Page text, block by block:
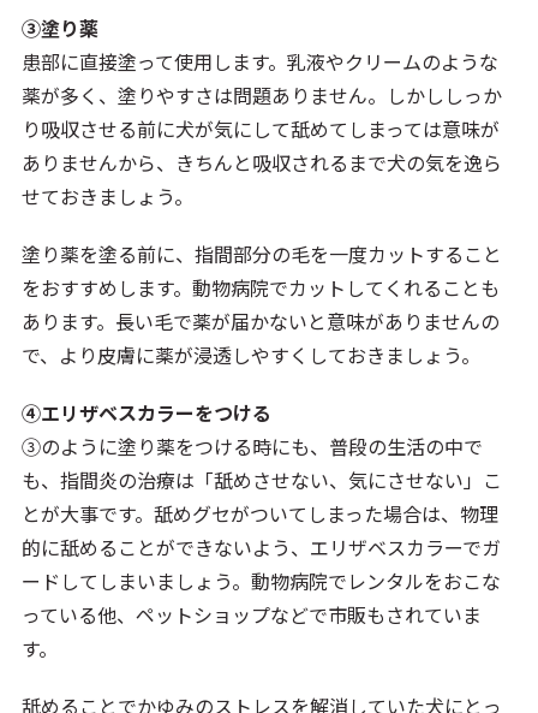
③塗り薬
患部に直接塗って使用します。乳液やクリームのような
薬が多く、塗りやすさは問題ありません。しかししっか
り吸収させる前に犬が気にして舐めてしまっては意味が
ありませんから、きちんと吸収されるまで犬の気を逸ら
せておきましょう。
塗り薬を塗る前に、指間部分の毛を一度カットすること
をおすすめします。動物病院でカットしてくれることも
あります。長い毛で薬が届かないと意味がありませんの
で、より皮膚に薬が浸透しやすくしておきましょう。
④エリザベスカラーをつける
③のように塗り薬をつける時にも、普段の生活の中で
も、指間炎の治療は「舐めさせない、気にさせない」こ
とが大事です。舐めグセがついてしまった場合は、物理
的に舐めることができないよう、エリザベスカラーでガ
ードしてしまいましょう。動物病院でレンタルをおこな
っている他、ペットショップなどで市販もされていま
す。
舐めることでかゆみのストレスを解消していた犬にとっ